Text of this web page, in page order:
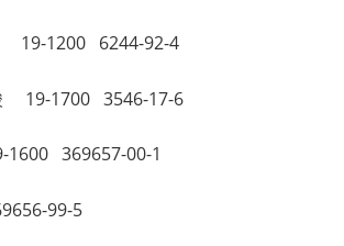
19-1200 6244-92-4
19-1700 3546-17-6
369657-00-1
99-5